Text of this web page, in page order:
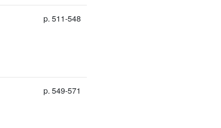
p. 511-548
p. 549-571